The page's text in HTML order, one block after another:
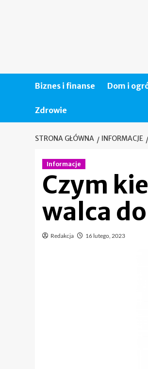
Biznes i finanse Dom i
Zdrowie
STRONA GŁÓWNA INFORMACJE
Informacje
Czym
walca
Redakcja 16 lutego, 2023